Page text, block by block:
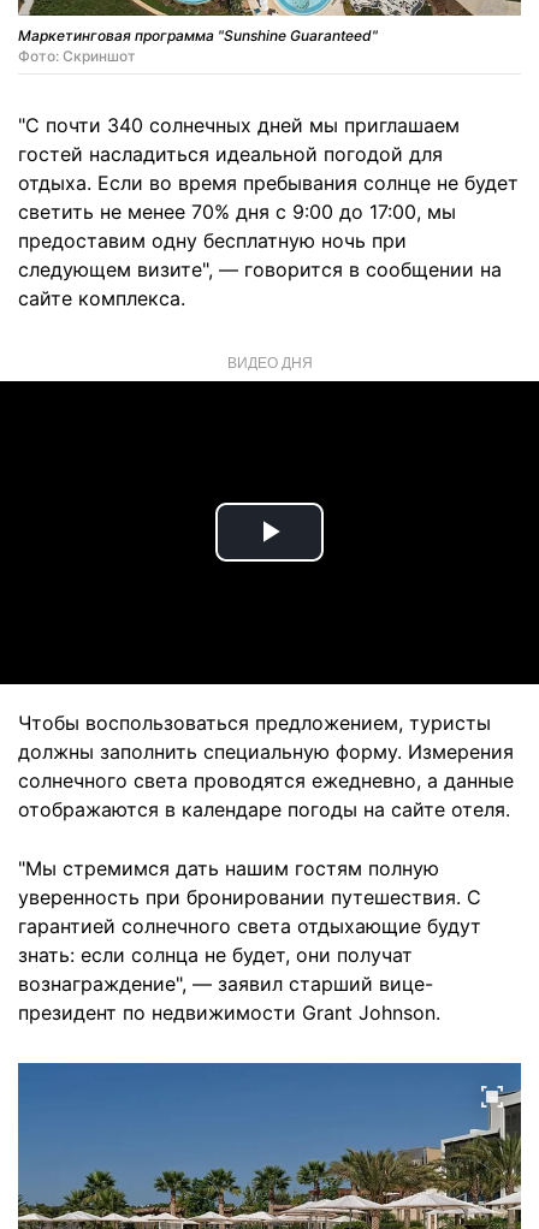
Маркетинговая программа "Sunshine Guaranteed"
Фото: Скриншот
"С почти 340 солнечных дней мы приглашаем
гостей насладиться идеальной погодой для
отдыха. Если во время пребывания солнце не будет
светить не менее 70% дня с 9:00 до 17:00, мы
предоставим одну бесплатную ночь при
следующем визите", — говорится в сообщении на
сайте комплекса.
ВИДЕО ДНЯ
Play
Чтобы воспользоваться предложением, туристы
должны заполнить специальную форму. Измерения
солнечного света проводятся ежедневно, а данные
отображаются в календаре погоды на сайте отеля.
"Мы стремимся дать нашим гостям полную
уверенность при бронировании путешествия. С
гарантией солнечного света отдыхающие будут
знать: если солнца не будет, они получат
вознаграждение", — заявил старший вице-
президент по недвижимости Grant Johnson.